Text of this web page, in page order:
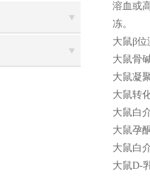
溶血或
冻。
大鼠β位
大鼠骨
大鼠凝
大鼠转
大鼠白
大鼠孕
大鼠白
大鼠D-